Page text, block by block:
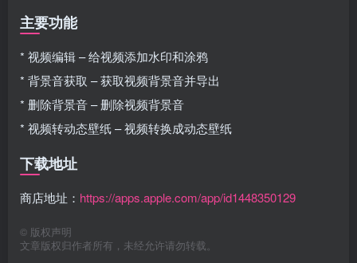
主要功能
* 视频编辑 – 给视频添加水印和涂鸦
* 背景音获取 – 获取视频背景音并导出
* 删除背景音 – 删除视频背景音
* 视频转动态壁纸 – 视频转换成动态壁纸
下载地址
商店地址： https://apps.apple.com/app/id1448350129
© 版权声明
文章版权归作者所有，未经允许请勿转载。